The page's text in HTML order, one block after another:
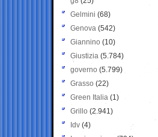
Gelmini (68)
Genova (542)
Giannino (10)
Giustizia (5.784)
governo (5.799)
Grasso (22)
Green Italia (1)
Grillo (2.941)
Idv (4)